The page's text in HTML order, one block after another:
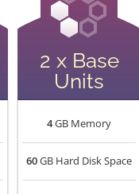
2 x Base
Units
4GB Memory
60GB Hard Disk Space